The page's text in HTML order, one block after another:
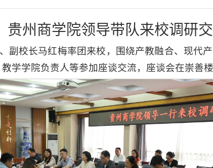
贵州商学院领导带队来校调研
副校长马红梅率团来校，围绕产教融合、现代
学学院负责人等参加座谈交流，座谈会在崇善